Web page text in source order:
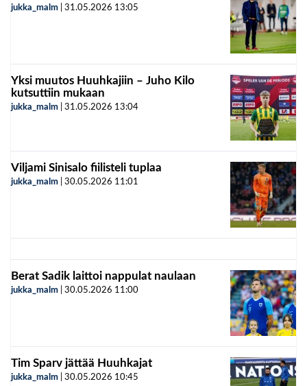
jukka_malm 31.05.2026 13:05
Yksi muutos Huuhkajiin – Juho Kilo
kutsuttiin mukaan
jukka_malm 31.05.2026 13:04
Viljami Sinisalo fiilisteli tuplaa
jukka_malm 30.05.2026 11:01
Berat Sadik laittoi nappulat naulaan
jukka_malm 30.05.2026 11:00
Tim Sparv jättää Huuhkajat
jukka_malm 30.05.2026 10:45